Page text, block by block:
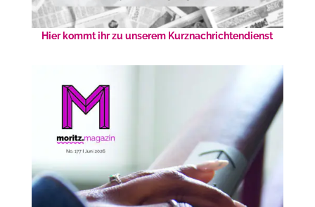
Hier kommt ihr zu unserem Kurznachrichtendienst